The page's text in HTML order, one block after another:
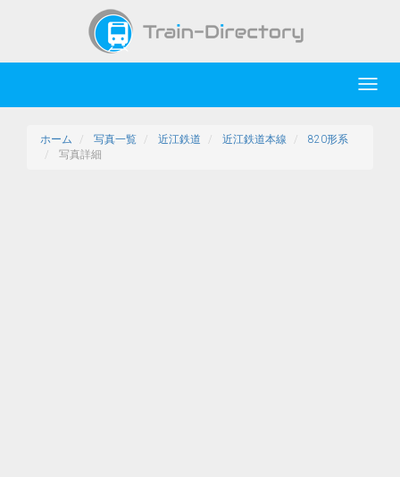
ホーム 写真一覧 近江鉄道 近江鉄道本線
820形系
写真詳細